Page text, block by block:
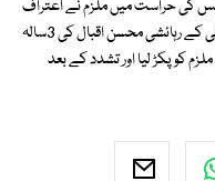
کی حراست میں ملزم نے اعتراف
جرم کرلیا ۔گوجرانوالہ میں گلی نمبر 6 فضل بٹ والی کے رہائشی محسن اقبال کی 3سالہ
کوپکڑ لیا اور تشدد کے بعد